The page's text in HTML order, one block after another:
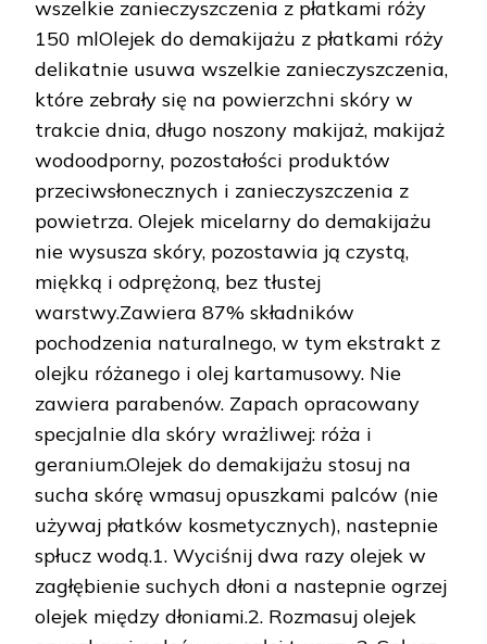
wszelkie zanieczyszczenia z płatkami róży
150 mlOlejek do demakijażu z płatkami róży
delikatnie usuwa wszelkie zanieczyszczenia,
które zebrały się na powierzchni skóry w
trakcie dnia, długo noszony makijaż, makijaż
wodoodporny, pozostałości produktów
przeciwsłonecznych i zanieczyszczenia z
powietrza. Olejek micelarny do demakijażu
nie wysusza skóry, pozostawia ją czystą,
miękką i odprężoną, bez tłustej
warstwy.Zawiera 87% składników
pochodzenia naturalnego, w tym ekstrakt z
olejku różanego i olej kartamusowy. Nie
zawiera parabenów. Zapach opracowany
specjalnie dla skóry wrażliwej: róża i
geranium.Olejek do demakijażu stosuj na
sucha skórę wmasuj opuszkami palców (nie
używaj płatków kosmetycznych), nastepnie
spłucz wodą.1. Wyciśnij dwa razy olejek w
zagłębienie suchych dłoni a nastepnie ogrzej
olejek między dłoniami.2. Rozmasuj olejek